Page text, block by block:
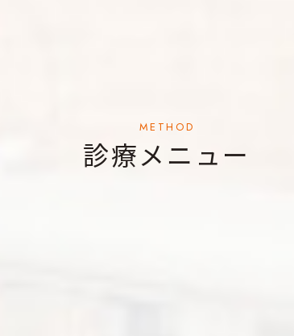
METHOD
診療メニュー